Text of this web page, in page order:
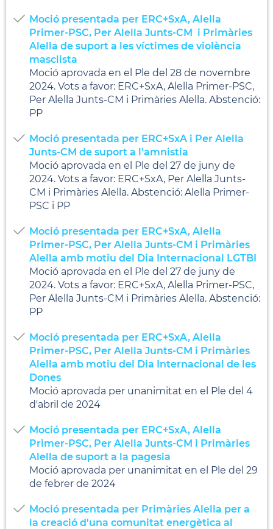
Moció presentada per ERC+SxA, Alella
Primer-PSC, Per Alella Junts-CM i Primàries
Alella de suport a les víctimes de violència
masclista
Moció aprovada en el Ple del 28 de novembre
2024. Vots a favor: ERC+SxA, Alella Primer-PSC,
Per Alella Junts-CM i Primàries Alella. Abstenció:
PP
Moció presentada per ERC+SxA i Per Alella
Junts-CM de suport a l'amnistia
Moció aprovada en el Ple del 27 de juny de
2024. Vots a favor: ERC+SxA, Per Alella Junts-
CM i Primàries Alella. Abstenció: Alella Primer-
PSC i PP
Moció presentada per ERC+SxA, Alella
Primer-PSC, Per Alella Junts-CM i Primàries
Alella amb motiu del Dia Internacional LGTBI
Moció aprovada en el Ple del 27 de juny de
2024. Vots a favor: ERC+SxA, Alella Primer-PSC,
Per Alella Junts-CM i Primàries Alella. Abstenció:
PP
Moció presentada per ERC+SxA, Alella
Primer-PSC, Per Alella Junts-CM i Primàries
Alella amb motiu del Dia Internacional de les
Dones
Moció aprovada per unanimitat en el Ple del 4
d'abril de 2024
Moció presentada per ERC+SxA, Alella
Primer-PSC, Per Alella Junts-CM i Primàries
Alella de suport a la pagesia
Moció aprovada per unanimitat en el Ple del 29
de febrer de 2024
Moció presentada per Primàries Alella per a
la creació d'una comunitat energètica al